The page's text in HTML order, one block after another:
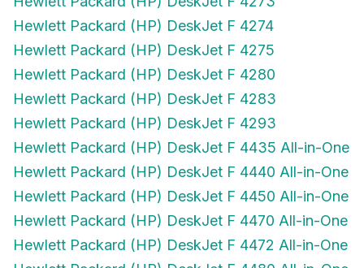
Hewlett Packard (HP) DeskJet F 4274
Hewlett Packard (HP) DeskJet F 4275
Hewlett Packard (HP) DeskJet F 4280
Hewlett Packard (HP) DeskJet F 4283
Hewlett Packard (HP) DeskJet F 4293
Hewlett Packard (HP) DeskJet F 4435 All-in-One
Hewlett Packard (HP) DeskJet F 4440 All-in-One
Hewlett Packard (HP) DeskJet F 4450 All-in-One
Hewlett Packard (HP) DeskJet F 4470 All-in-One
Hewlett Packard (HP) DeskJet F 4472 All-in-One
Hewlett Packard (HP) DeskJet F 4480 All-in-One